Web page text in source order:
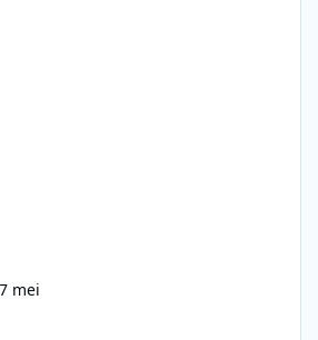
mei